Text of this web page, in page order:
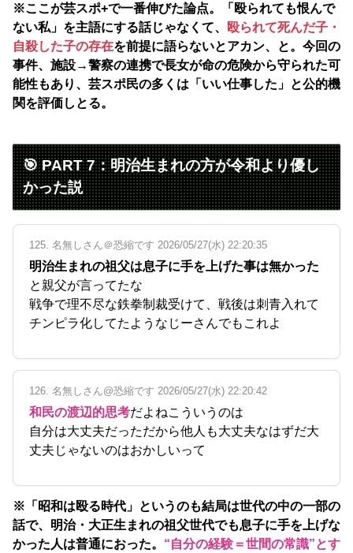
※ここが芸スポ+で一番伸びた論点。「殴られても恨んで
ない私」を主語にする話じゃなくて、
殴られて死んだ子・
自殺した子の存在を前提に語らないとアカン、と。今回の
事件、施設→警察の連携で長女が命の危険から守られた可
能性もあり、芸スポ民の多くは「いい仕事した」と公的機
関を評価しとる。
🎯 PART 7：明治生まれの方が令和より優し
かった説
125. 名無しさん＠恐縮です 2026/05/27(水) 22:20:35
明治生まれの祖父は息子に手を上げた事は無かった
と親父が言ってたな
戦争で理不尽な鉄拳制裁受けて、戦後は刺青入れて
チンピラ化してたようなじーさんでもこれよ
126. 名無しさん@恐縮です 2026/05/27(水) 22:20:42
和民の渡辺的思考だよねこういうのは
自分は大丈夫だっただから他人も大丈夫なはずだ大
丈夫じゃないのはおかしいって
※「昭和は殴る時代」というのも結局は世代の中の一部の
話で、明治・大正生まれの祖父世代でも息子に手を上げな
かった人は普通におった。 “自分の経験＝世間の常識”とす